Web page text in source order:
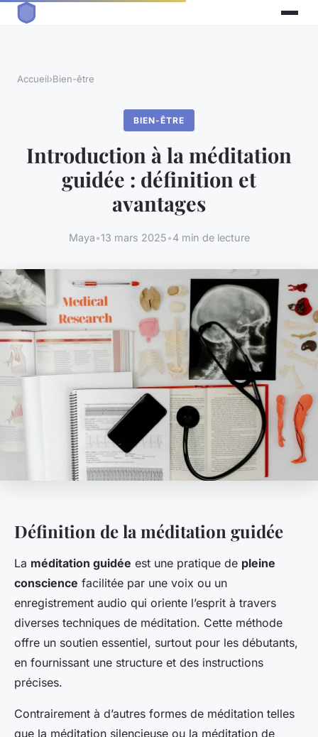
Accueil›Bien-être
BIEN-ÊTRE
Introduction à la méditation
guidée : définition et
avantages
Maya•13 mars 2025•4 min de lecture
Définition de la méditation guidée
La méditation guidée est une pratique de pleine
conscience facilitée par une voix ou un
enregistrement audio qui oriente l’esprit à travers
diverses techniques de méditation. Cette méthode
offre un soutien essentiel, surtout pour les débutants,
en fournissant une structure et des instructions
précises.
Contrairement à d’autres formes de méditation telles
que la méditation silencieuse ou la méditation de